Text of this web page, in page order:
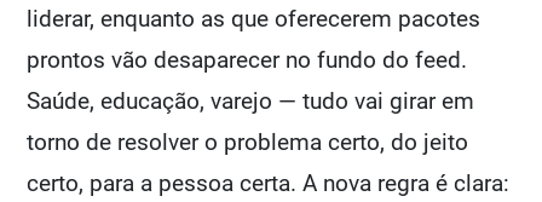
liderar, enquanto as que oferecerem pacotes
prontos vão desaparecer no fundo do feed.
Saúde, educação, varejo — tudo vai girar em
torno de resolver o problema certo, do jeito
certo, para a pessoa certa. A nova regra é clara: